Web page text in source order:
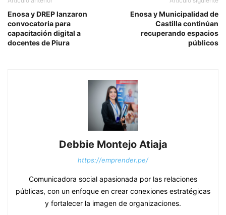
Enosa y DREP lanzaron
convocatoria para
capacitación digital a
docentes de Piura
Enosa y Municipalidad de
Castilla continúan
recuperando espacios
públicos
Debbie Montejo Atiaja
https://emprender.pe/
Comunicadora social apasionada por las relaciones
públicas, con un enfoque en crear conexiones estratégicas
y fortalecer la imagen de organizaciones.